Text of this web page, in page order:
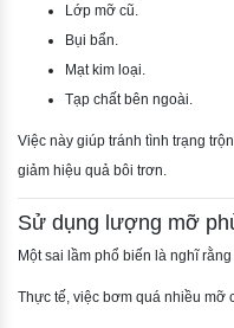
Lớp mỡ cũ.
Bụi bẩn.
Mạt kim loại.
Tạp chất bên ngoài.
Việc này giúp tránh tình trạng
giảm hiệu quả bôi trơn.
Sử dụng lượng mỡ
Một sai lầm phổ biến là nghĩ
Thực tế, việc bơm quá nhiều mỡ